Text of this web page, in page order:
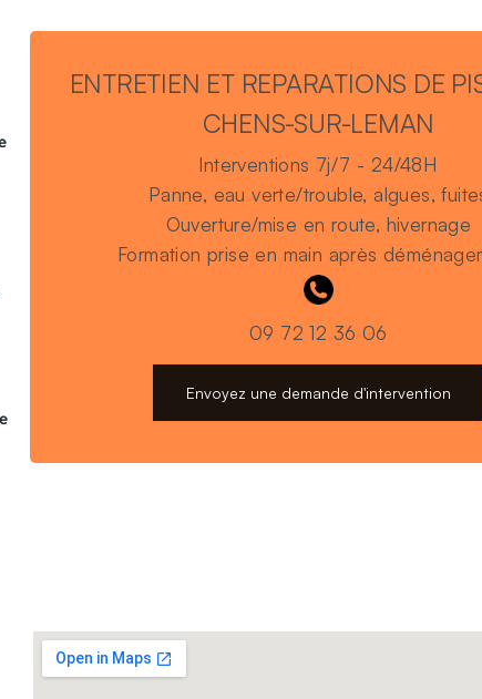
ENTRETIEN ET REPARATIONS DE
CHENS-SUR-LEMAN
Interventions 7j/7 - 24/48H
Panne, eau verte/trouble, algues,
Ouverture/mise en route, hivernage
Formation prise en main après
09 72 12 36 06
Envoyez une demande d'intervention